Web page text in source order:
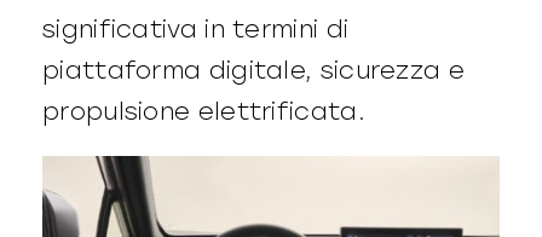
significativa in termini di
piattaforma digitale, sicurezza e
propulsione elettrificata.